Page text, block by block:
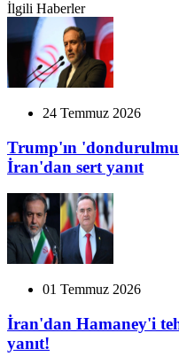
İlgili Haberler
24 Temmuz 2026
Trump'ın
İran'dan sert yanıt
01 Temmuz 2026
İran'dan Hamaney'i
yanıt!